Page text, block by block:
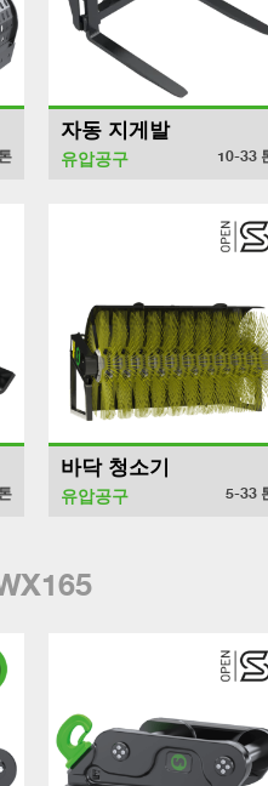
톤
자동 지게발
유압공구 10-33
톤
바닥 청소기
유압공구 5-33